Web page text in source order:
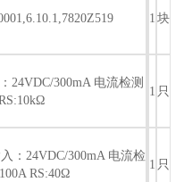
1 块
24VDC/300mA 电流检测
1 只
：24VDC/300mA 电流检
RS:40Ω
1 只